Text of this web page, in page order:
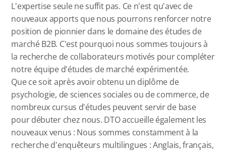
L'expertise seule ne suffit pas. Ce n'est qu'avec de
nouveaux apports que nous pourrons renforcer notre
position de pionnier dans le domaine des études de
marché B2B. C'est pourquoi nous sommes toujours à
la recherche de collaborateurs motivés pour compléter
notre équipe d'études de marché expérimentée.
Que ce soit après avoir obtenu un diplôme de
psychologie, de sciences sociales ou de commerce, de
nombreux cursus d'études peuvent servir de base
pour débuter chez nous. DTO accueille également les
nouveaux venus : Nous sommes constamment à la
recherche d'enquêteurs multilingues : Anglais, français,